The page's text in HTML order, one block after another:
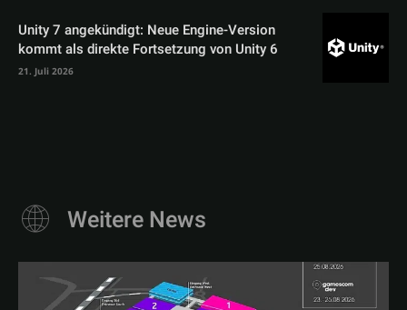
Unity 7 angekündigt: Neue Engine-Version
kommt als direkte Fortsetzung von Unity 6
21. Juli 2026
Weitere News